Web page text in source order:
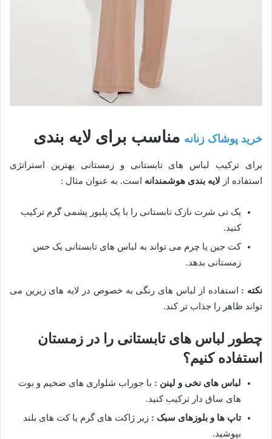
خرید پوشاک زنانه مناسب برای لایه بندی
برای ترکیب لباس های تابستانی و زمستانی بهترین استراتژی
استفاده از لایه بندی هوشمندانه است. به عنوان مثال :
یک تی شرت نازک تابستانی را با یک پلیور پشمی گرم ترکیب
کنید.
کت جین یا چرم می تواند به لباس های تابستانی یک حس
زمستانی بدهد.
نکته : استفاده از لباس های رنگی به خصوص در لایه های زیرین می
تواند ظاهر را جذاب تر کند.
چطور لباس های تابستانی را در زمستان
استفاده کنیم؟
لباس های نخی و لینن : با جوراب شلواری های ضخیم و بوت
های ساق دار ترکیب کنید.
تاپ ها و بلوزهای سبک : زیر ژاکت های گرم یا کت های بلند
بپوشید.